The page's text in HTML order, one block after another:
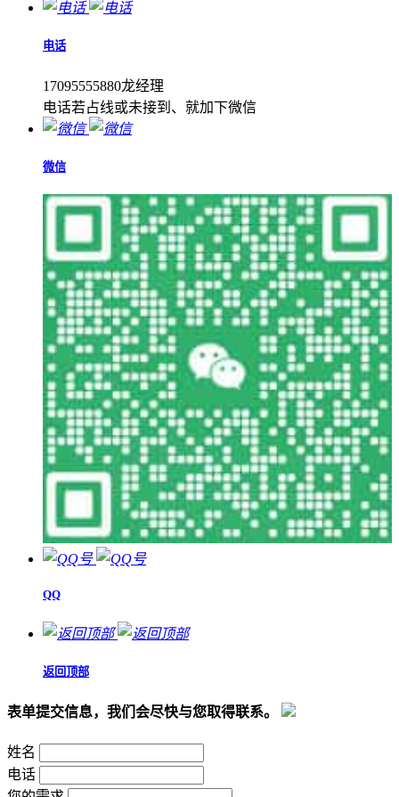
电话
17095555880龙经理
电话若占线或未接到、就加下微信
微信
QQ
返回顶部
表单提交信息，我们会尽快与您取得联系。
姓名
电话